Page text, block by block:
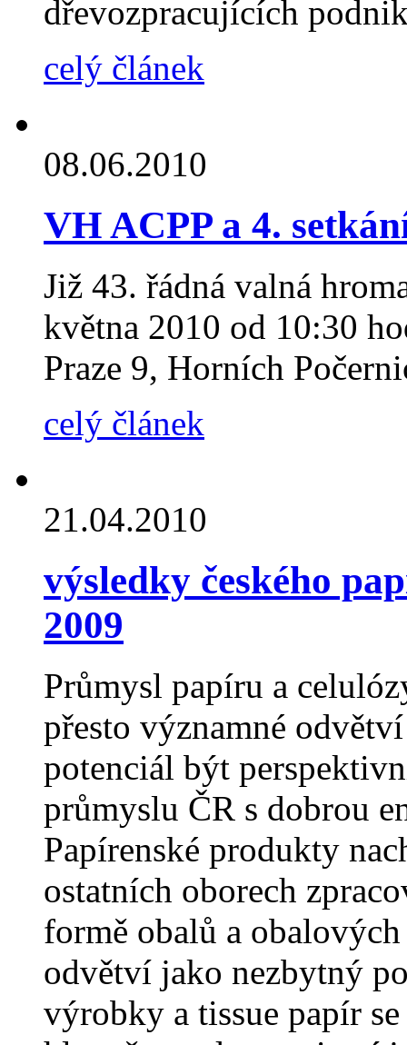
dřevozpracujících
celý článek
08.06.2010
VH ACPP a 4.
Již 43. řádná valná
května 2010 od 10:30
Praze 9, Horních
celý článek
21.04.2010
výsledky českého
2009
Průmysl papíru a
přesto významné
potenciál být
průmyslu ČR s dobrou
Papírenské produkty
ostatních oborech
formě obalů a
odvětví jako nezbytný
výrobky a tissue papír